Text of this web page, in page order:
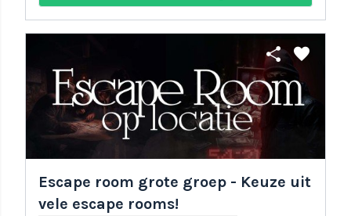
share favorite
Escape room grote groep - Keuze uit
vele escape rooms!